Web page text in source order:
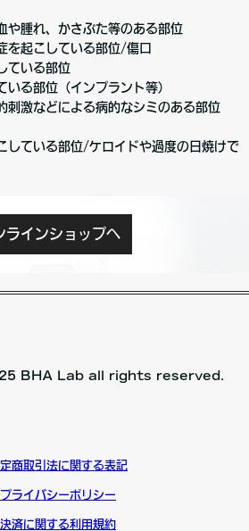
腫れ、かさぶた等のある部位
を起こしている部位/傷口
ている部位
る部位（インプラント等）
激などによる病的なシミのある部位
している部位/ケロイドや過度の日焼けで
ラインショップへ
BHA Lab all rights reserved.
商取引法に関する表記
プライバシーポリシー
決済に関する利用規約